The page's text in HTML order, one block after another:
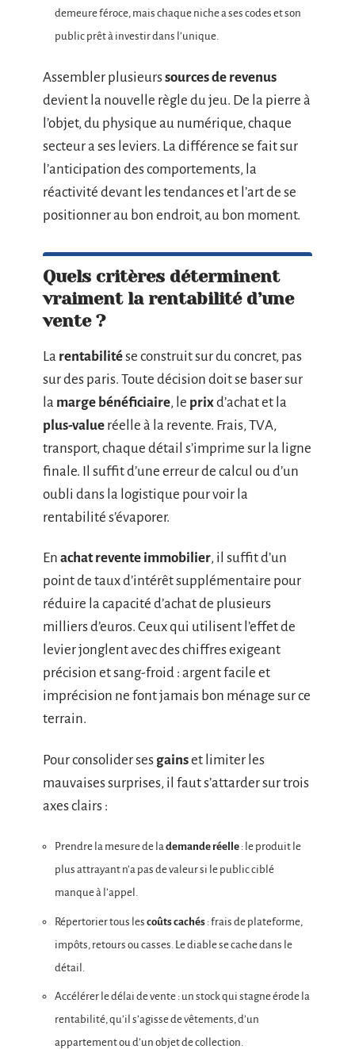
demeure féroce, mais chaque niche a ses codes et son
public prêt à investir dans l’unique.
Assembler plusieurssources de revenus
devient la nouvelle règle du jeu. De la pierre à
l’objet, du physique au numérique, chaque
secteur a ses leviers. La différence se fait sur
l’anticipation des comportements, la
réactivité devant les tendances et l’art de se
positionner au bon endroit, au bon moment.
Quels critères déterminent
vraiment la rentabilité d’une
vente ?
La rentabilitése construit sur du concret, pas
sur des paris. Toute décision doit se baser sur
la marge bénéficiaire, le prixd’achat et la
plus-value réelle à la revente. Frais, TVA,
transport, chaque détail s’imprime sur la ligne
finale. Il suffit d’une erreur de calcul ou d’un
oubli dans la logistique pour voir la
rentabilité s’évaporer.
En achat revente immobilier, il suffit d’un
point de taux d’intérêt supplémentaire pour
réduire la capacité d’achat de plusieurs
milliers d’euros. Ceux qui utilisent l’effet de
levier jonglent avec des chiffres exigeant
précision et sang-froid : argent facile et
imprécision ne font jamais bon ménage sur ce
terrain.
Pour consolider ses gainset limiter les
mauvaises surprises, il faut s’attarder sur trois
axes clairs :
Prendre la mesure de lademande réelle : le produit le
plus attrayant n’a pas de valeur si le public ciblé
manque à l’appel.
Répertorier tous les coûts cachés : frais de plateforme,
impôts, retours ou casses. Le diable se cache dans le
détail.
Accélérer le délai de vente : un stock qui stagne érode la
rentabilité, qu’il s’agisse de vêtements, d’un
appartement ou d’un objet de collection.